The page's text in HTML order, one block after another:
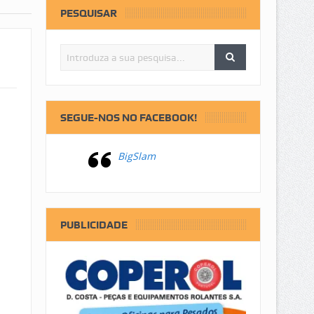
PESQUISAR
SEGUE-NOS NO FACEBOOK!
BigSlam
PUBLICIDADE